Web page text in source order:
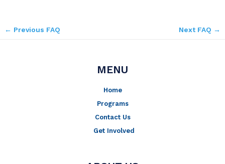
← Previous FAQ Next FAQ →
MENU
Home
Programs
Contact Us
Get Involved